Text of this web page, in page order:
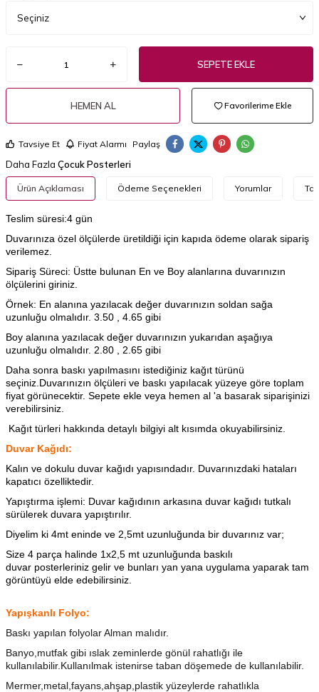
SEPETE EKLE
HEMEN AL Favorilerime Ekle
Tavsiye Et Fiyat Alarmı Paylaş
Daha Fazla Çocuk Posterleri
Ürün Açıklaması Ödeme Seçenekleri Yorumlar
Teslim süresi:4 gün
Duvarınıza özel ölçülerde üretildiği için kapıda ödeme olarak sipariş
verilemez.
Sipariş Süreci: Üstte bulunan En ve Boy alanlarına duvarınızın
ölçülerini giriniz.
Örnek: En alanına yazılacak değer duvarınızın soldan sağa
uzunluğu olmalıdır. 3.50 , 4.65 gibi
Boy alanına yazılacak değer duvarınızın yukarıdan aşağıya
uzunluğu olmalıdır. 2.80 , 2.65 gibi
Daha sonra baskı yapılmasını istediğiniz kağıt türünü
seçiniz.Duvarınızın ölçüleri ve baskı yapılacak yüzeye göre toplam
fiyat görünecektir. Sepete ekle veya hemen al 'a basarak siparişinizi
verebilirsiniz.
Kağıt türleri hakkında detaylı bilgiyi alt kısımda okuyabilirsiniz.
Duvar Kağıdı:
Kalın ve dokulu duvar kağıdı yapısındadır. Duvarınızdaki hataları
kapatıcı özelliktedir.
Yapıştırma işlemi: Duvar kağıdının arkasına duvar kağıdı tutkalı
sürülerek duvara yapıştırılır.
Diyelim ki 4mt eninde ve 2,5mt uzunluğunda bir duvarınız var;
Size 4 parça halinde 1x2,5 mt uzunluğunda baskılı
duvar posterleriniz gelir ve bunları yan yana uygulama yaparak tam
görüntüyü elde edebilirsiniz.
Yapışkanlı Folyo:
Baskı yapılan folyolar Alman malıdır.
Banyo,mutfak gibi ıslak zeminlerde gönül rahatlığı ile
kullanılabilir.Kullanılmak istenirse taban döşemede de kullanılabilir.
Mermer,metal,fayans,ahşap,plastik yüzeylerde rahatlıkla